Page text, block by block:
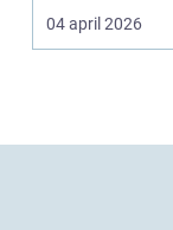
träffa en erfaren
specia...
04 april 2026